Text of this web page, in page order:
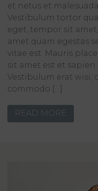
et netus et
Vestibulum tortor
eget, tempor sit
amet quam egestas
vitae est. Mauris
sit amet est et
Vestibulum erat wisi,
commodo […]
READ MORE